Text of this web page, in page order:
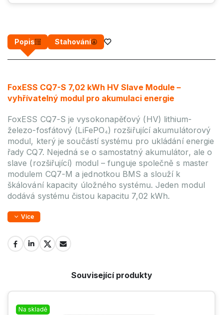
Popis Stahování
FoxESS CQ7-S 7,02 kWh HV Slave Module –
vyhřívatelný modul pro akumulaci energie
FoxESS CQ7-S je vysokonapěťový (HV) lithium-
železo-fosfátový (LiFePO₄) rozšiřující akumulátorový
modul, který je součástí systému pro ukládání energie
řady CQ7. Nejedná se o samostatný akumulátor, ale o
slave (rozšiřující) modul – funguje společně s master
modulem CQ7-M a jednotkou BMS a slouží k
škálování kapacity úložného systému. Jeden modul
dodává systému čistou kapacitu 7,02 kWh.
Více
Související produkty
Na skladě